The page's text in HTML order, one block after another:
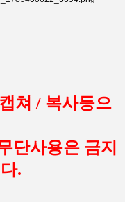
쳐 / 복사등으
단사용은 금지
.